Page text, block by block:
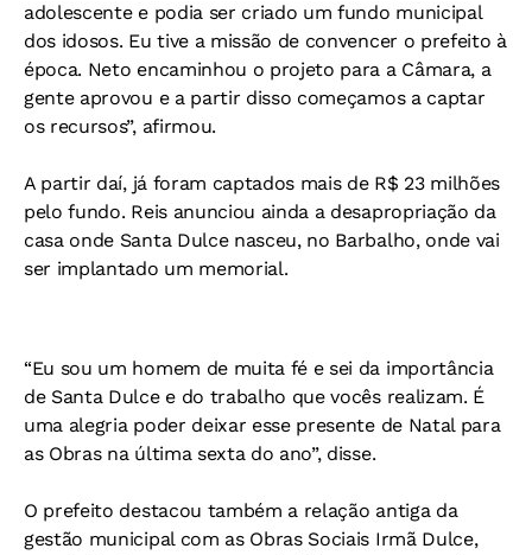
adolescente e podia ser criado um fundo municipal
dos idosos. Eu tive a missão de convencer o prefeito à
época. Neto encaminhou o projeto para a Câmara, a
gente aprovou e a partir disso começamos a captar
os recursos”, afirmou.
A partir daí, já foram captados mais de R$ 23 milhões
pelo fundo. Reis anunciou ainda a desapropriação da
casa onde Santa Dulce nasceu, no Barbalho, onde vai
ser implantado um memorial.
“Eu sou um homem de muita fé e sei da importância
de Santa Dulce e do trabalho que vocês realizam. É
uma alegria poder deixar esse presente de Natal para
as Obras na última sexta do ano”, disse.
O prefeito destacou também a relação antiga da
gestão municipal com as Obras Sociais Irmã Dulce,